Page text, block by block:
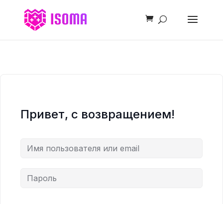
Привет, с возвращением!